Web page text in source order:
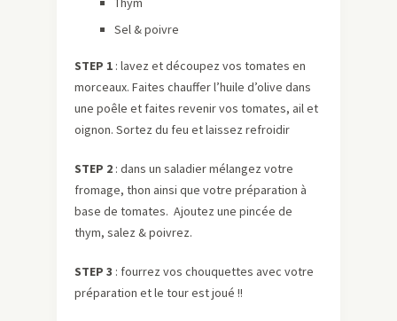
Sel & poivre
STEP 1 : lavez et découpez vos tomates en
morceaux. Faites chauffer l’huile d’olive dans
une poêle et faites revenir vos tomates, ail et
oignon. Sortez du feu et laissez refroidir
STEP 2 : dans un saladier mélangez votre
fromage, thon ainsi que votre préparation à
base de tomates. Ajoutez une pincée de
thym, salez & poivrez.
STEP 3 : fourrez vos chouquettes avec votre
préparation et le tour est joué !!